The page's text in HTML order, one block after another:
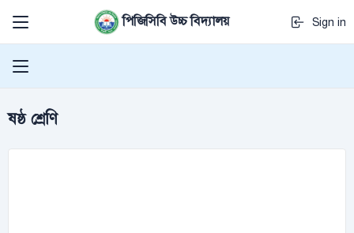
পিজিসিবি উচ্চ বিদ্যালয় Sign in
ষষ্ঠ শ্রেণি